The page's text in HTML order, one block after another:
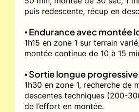
puis redescente, récup en
▪️ Endurance avec montée
1h15 en zone 1 sur terrain
montée continue de 10 à 15
▪️ Sortie longue progressive
1h30 en zone 1, recherche de
descentes techniques (200-
de l’effort en montée.